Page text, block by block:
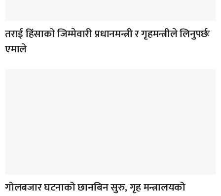
तराई हिंसाको जिम्मेवारी प्रधानमन्त्री र गृहमन्त्रीले लिनुपर्छः
एमाले
गोलबजार घटनाको छानबिन सुरु, गृह मन्त्रालयको